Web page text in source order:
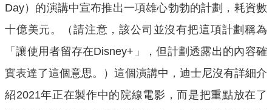
Day）的演講中宣布推出一項雄心勃勃的計劃，耗資數
十億美元。（請注意，該公司並沒有把這項計劃稱為
「讓使用者留存在Disney+」，但計劃透露出的內容確
實表達了這個意思。）這個演講中，迪士尼沒有詳細介
紹2021年正在製作中的院線電影，而是把重點放在了